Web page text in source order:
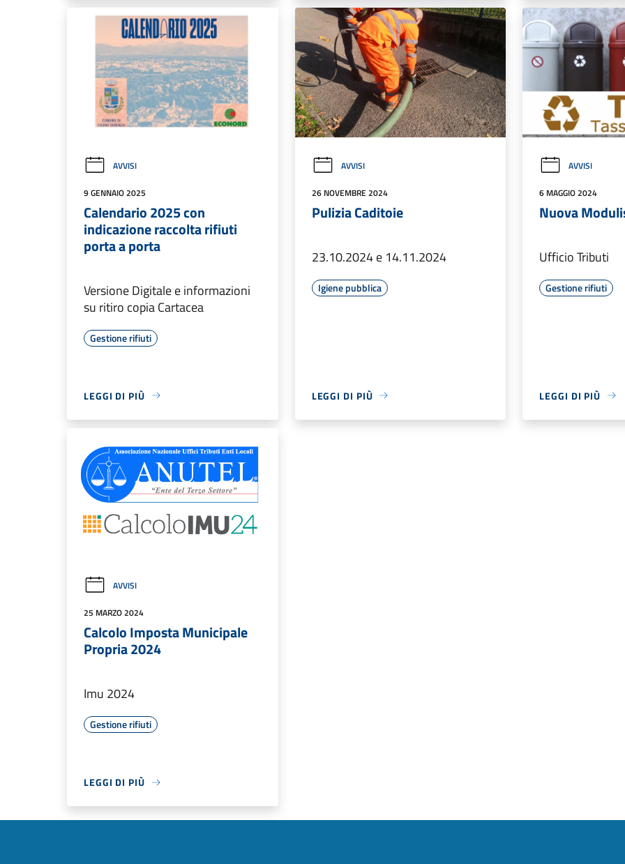
AVVISI
9 GENNAIO 2025
Calendario 2025 con
indicazione raccolta rifiuti
porta a porta
Versione Digitale e informazioni
su ritiro copia Cartacea
Gestione rifiuti
LEGGI DI PIÙ
AVVISI
26 NOVEMBRE 2024
Pulizia Caditoie
23.10.2024 e 14.11.2024
Igiene pubblica
LEGGI DI PIÙ
AVVISI
6 MAGGIO 2024
Nuova
Ufficio Tributi
Gestione rifiuti
LEGGI DI PIÙ
AVVISI
25 MARZO 2024
Calcolo Imposta Municipale
Propria 2024
Imu 2024
Gestione rifiuti
LEGGI DI PIÙ